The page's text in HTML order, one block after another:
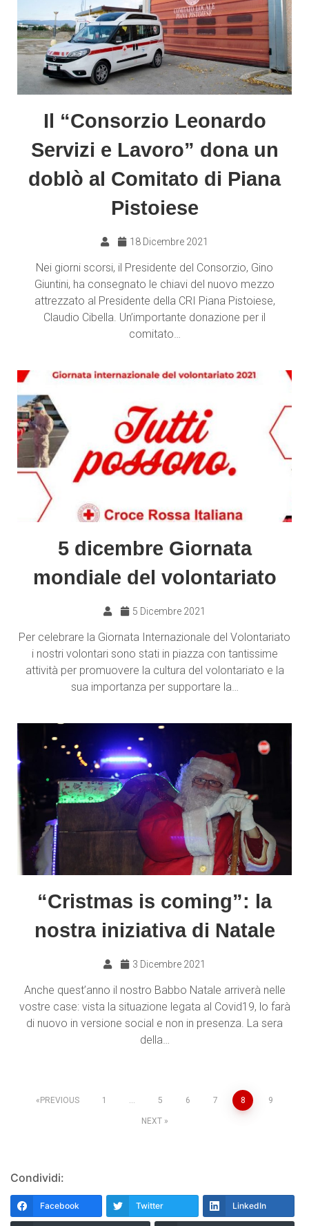
Il “Consorzio Leonardo
Servizi e Lavoro” dona un
doblò al Comitato di Piana
Pistoiese
18 Dicembre 2021
Nei giorni scorsi, il Presidente del Consorzio, Gino
Giuntini, ha consegnato le chiavi del nuovo mezzo
attrezzato al Presidente della CRI Piana Pistoiese,
Claudio Cibella. Un’importante donazione per il
comitato…
5 dicembre Giornata
mondiale del volontariato
5 Dicembre 2021
Per celebrare la Giornata Internazionale del Volontariato
i nostri volontari sono stati in piazza con tantissime
attività per promuovere la cultura del volontariato e la
sua importanza per supportare la…
“Cristmas is coming”: la
nostra iniziativa di Natale
3 Dicembre 2021
Anche quest’anno il nostro Babbo Natale arriverà nelle
vostre case: vista la situazione legata al Covid19, lo farà
di nuovo in versione social e non in presenza. La sera
della…
PREVIOUS 1 … 5 6 7 8 9
NEXT
Condividi:
Facebook Twitter LinkedIn